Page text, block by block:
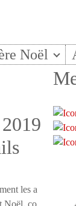
Noël
les a
Noël, co